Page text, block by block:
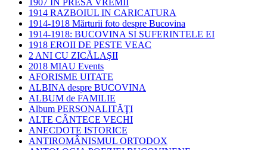
1907 IN PRESA VREMII
1914 RAZBOIUL IN CARICATURA
1914-1918 Mărturii foto despre Bucovina
1914-1918: BUCOVINA SI SUFERINTELE EI
1918 EROII DE PESTE VEAC
2 ANI CU ZICĂLAŞII
2018 MIAU Events
AFORISME UITATE
ALBINA despre BUCOVINA
ALBUM de FAMILIE
Album PERSONALITĂŢI
ALTE CÂNTECE VECHI
ANECDOTE ISTORICE
ANTIROMÂNISMUL ORTODOX